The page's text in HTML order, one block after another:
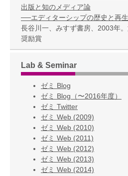
出版と知のメディア論
──エディターシップの歴史と再生
長谷川一、みすず書房、2003年
奨励賞
Lab & Seminar
ゼミ Blog
ゼミ Blog（〜2016年度）
ゼミ Twitter
ゼミ Web (2009)
ゼミ Web (2010)
ゼミ Web (2011)
ゼミ Web (2012)
ゼミ Web (2013)
ゼミ Web (2014)